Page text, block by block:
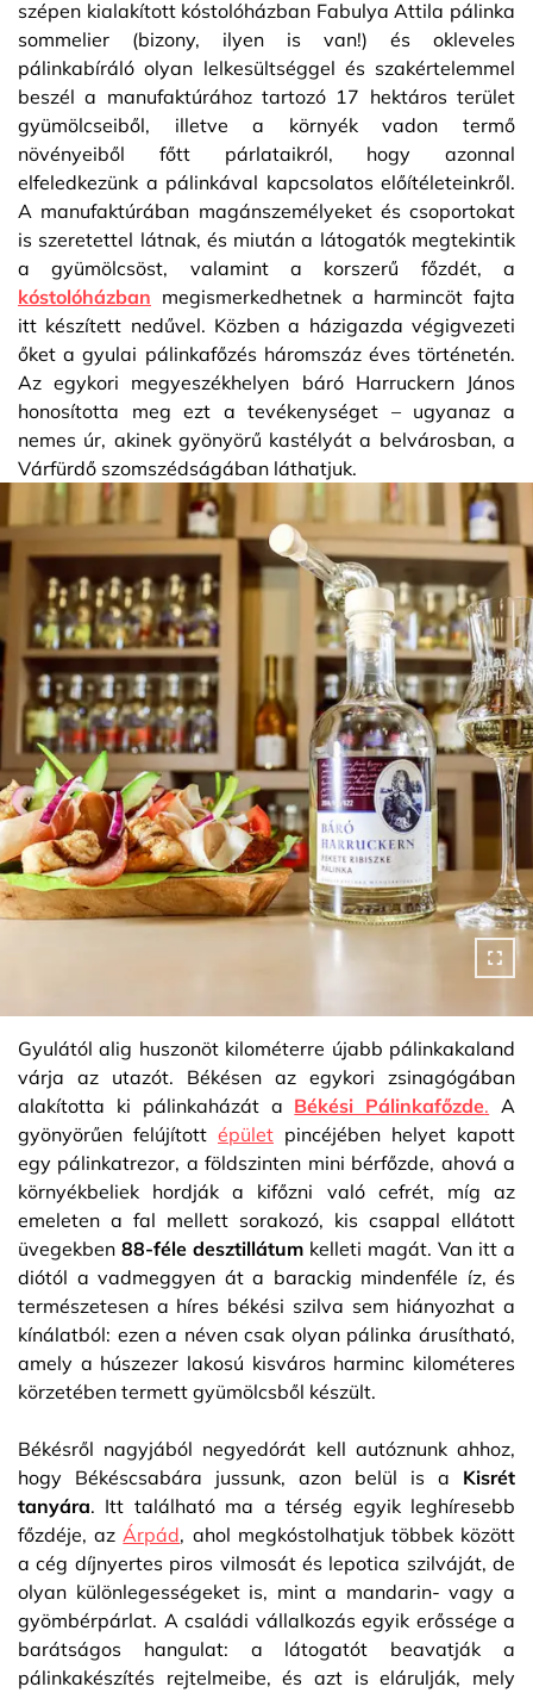
szépen kialakított kóstolóházban Fabulya Attila pálinka
sommelier (bizony, ilyen is van!) és okleveles
pálinkabíráló olyan lelkesültséggel és szakértelemmel
beszél a manufaktúrához tartozó 17 hektáros terület
gyümölcseiből, illetve a környék vadon termő
növényeiből főtt párlataikról, hogy azonnal
elfeledkezünk a pálinkával kapcsolatos előítéleteinkről.
A manufaktúrában magánszemélyeket és csoportokat
is szeretettel látnak, és miután a látogatók megtekintik
a gyümölcsöst, valamint a korszerű főzdét, a
kóstolóházban megismerkedhetnek a harmincöt fajta
itt készített nedűvel. Közben a házigazda végigvezeti
őket a gyulai pálinkafőzés háromszáz éves történetén.
Az egykori megyeszékhelyen báró Harruckern János
honosította meg ezt a tevékenységet – ugyanaz a
nemes úr, akinek gyönyörű kastélyát a belvárosban, a
Várfürdő szomszédságában láthatjuk.
Gyulától alig huszonöt kilométerre újabb pálinkakaland
várja az utazót. Békésen az egykori zsinagógában
alakította ki pálinkaházát a Békési Pálinkafőzde. A
gyönyörűen felújított épület pincéjében helyet kapott
egy pálinkatrezor, a földszinten mini bérfőzde, ahová a
környékbeliek hordják a kifőzni való cefrét, míg az
emeleten a fal mellett sorakozó, kis csappal ellátott
üvegekben 88-féle desztillátum kelleti magát. Van itt a
diótól a vadmeggyen át a barackig mindenféle íz, és
természetesen a híres békési szilva sem hiányozhat a
kínálatból: ezen a néven csak olyan pálinka árusítható,
amely a húszezer lakosú kisváros harminc kilométeres
körzetében termett gyümölcsből készült.
Békésről nagyjából negyedórát kell autóznunk ahhoz,
hogy Békéscsabára jussunk, azon belül is a Kisrét
tanyára. Itt található ma a térség egyik leghíresebb
főzdéje, azÁrpád, ahol megkóstolhatjuk többek között
a cég díjnyertes piros vilmosát és lepotica szilváját, de
olyan különlegességeket is, mint a mandarin- vagy a
gyömbérpárlat. A családi vállalkozás egyik erőssége a
barátságos hangulat: a látogatót beavatják a
pálinkakészítés rejtelmeibe, és azt is elárulják, mely